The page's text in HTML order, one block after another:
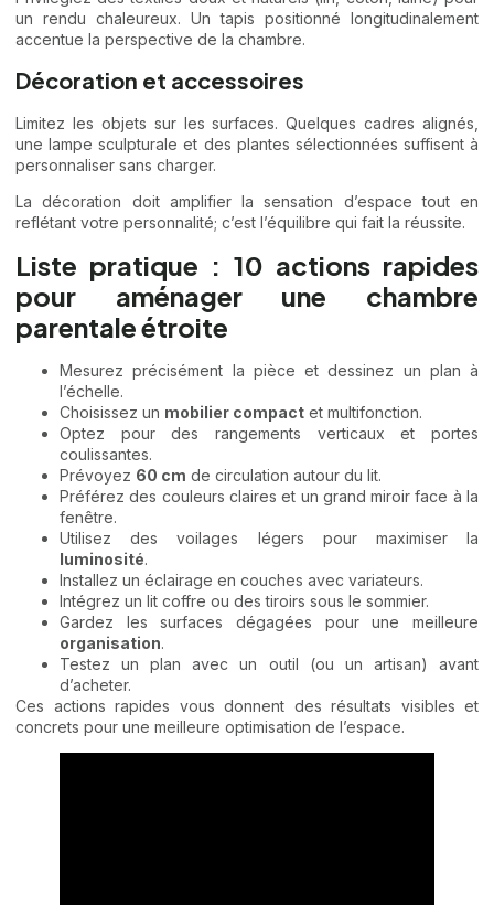
un rendu chaleureux. Un tapis positionné longitudinalement
accentue la perspective de la chambre.
Décoration et accessoires
Limitez les objets sur les surfaces. Quelques cadres alignés,
une lampe sculpturale et des plantes sélectionnées suffisent à
personnaliser sans charger.
La décoration doit amplifier la sensation d’espace tout en
reflétant votre personnalité; c’est l’équilibre qui fait la réussite.
Liste pratique : 10 actions rapides
pour aménager une chambre
parentale étroite
Mesurez précisément la pièce et dessinez un plan à
l’échelle.
Choisissez un mobilier compact et multifonction.
Optez pour des rangements verticaux et portes
coulissantes.
Prévoyez 60 cm de circulation autour du lit.
Préférez des couleurs claires et un grand miroir face à la
fenêtre.
Utilisez des voilages légers pour maximiser la
luminosité.
Installez un éclairage en couches avec variateurs.
Intégrez un lit coffre ou des tiroirs sous le sommier.
Gardez les surfaces dégagées pour une meilleure
organisation.
Testez un plan avec un outil (ou un artisan) avant
d’acheter.
Ces actions rapides vous donnent des résultats visibles et
concrets pour une meilleure optimisation de l’espace.